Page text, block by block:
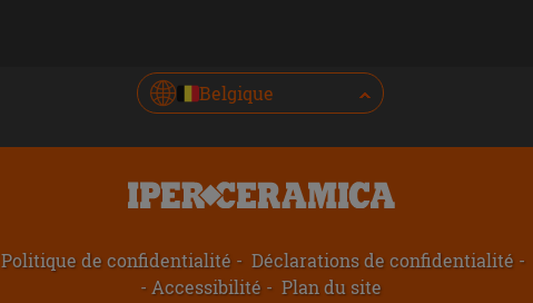
Belgique
Politique de confidentialité Déclarations de confidentialité
Accessibilité
Plan du site